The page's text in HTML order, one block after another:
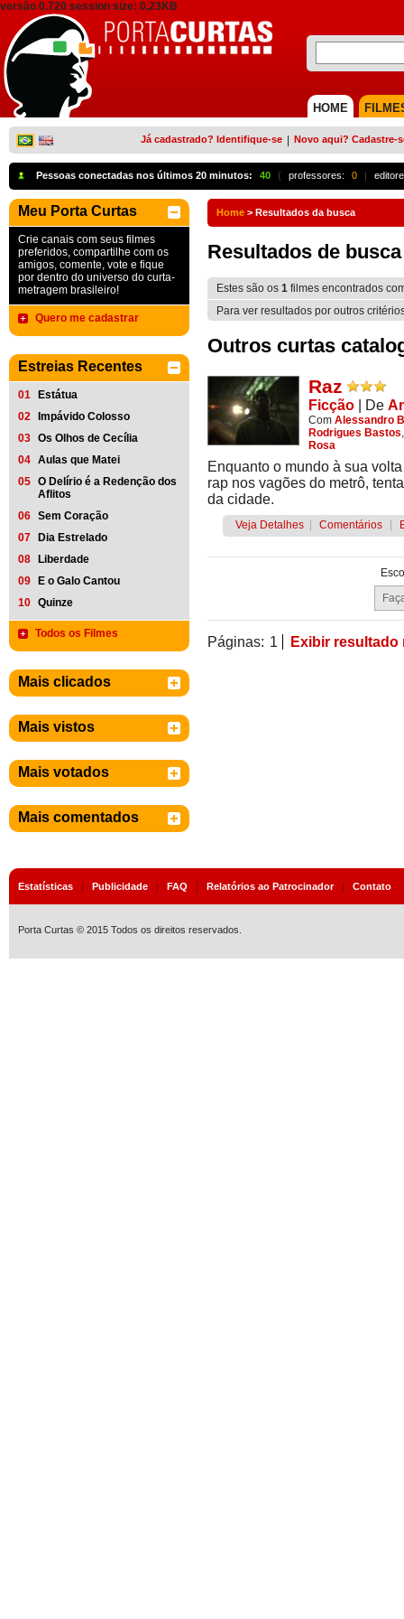
versão 0.720 session size: 0,23KB
HOME
Já cadastrado? Identifique-se Novo aqui? Cadastre-
Pessoas conectadas nos últimos 20 minutos: 40 { professores: 0 |
Meu Porta Curtas
Crie canais com seus filmes
preferidos, compartilhe com os
amigos, comente, vote e fique
por dentro do universo do curta-
metragem brasileiro!
Quero me cadastrar
Estreias Recentes
01
Estátua
02
Impávido Colosso
03 Os Olhos de Cecília
04 Aulas que Matei
05 O Delírio é a Redenção dos
Aflitos
06 Sem Coração
07
Dia Estrelado
08
Liberdade
09
E o Galo Cantou
10 Quinze
Todos os Filmes
Mais clicados
Mais vistos
Mais votados
Mais comentados
Home > Resultados da busca
Resultados de busca
Estes são os 1 filmes encontrados
Para ver resultados por outros
Outros curtas
Raz
Ficção De
Com Alessandro
Rodrigues Bastos
Rosa
Enquanto o mundo à sua
rap nos vagões do metrô,
da cidade.
Veja Detalhes Comentários
Páginas: 1 Exibir resultado
Estatísticas | Publicidade | FAQ | Relatórios ao Patrocinador| Contato
Porta Curtas © 2015 Todos os direitos reservados.